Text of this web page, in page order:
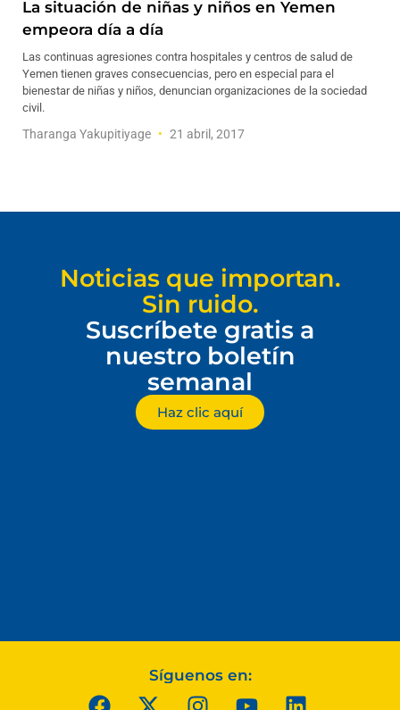
La situación de niñas y niños en Yemen
empeora día a día
Las continuas agresiones contra hospitales y centros de salud de
Yemen tienen graves consecuencias, pero en especial para el
bienestar de niñas y niños, denuncian organizaciones de la sociedad
civil.
Tharanga Yakupitiyage 21 abril, 2017
Noticias que importan.
Sin ruido.
Suscríbete gratis a
nuestro boletín
semanal
Haz clic aquí
Síguenos en: